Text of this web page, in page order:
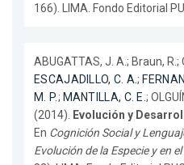
166). LIMA. Fondo Editorial
ABUGATTAS, J. A.; Braun, R.;
ESCAJADILLO, C. A.;
M. P.; MANTILLA, C. E. ;
(2014).
Evolución y
En Cognición Social y
Evolución de la Especie y en